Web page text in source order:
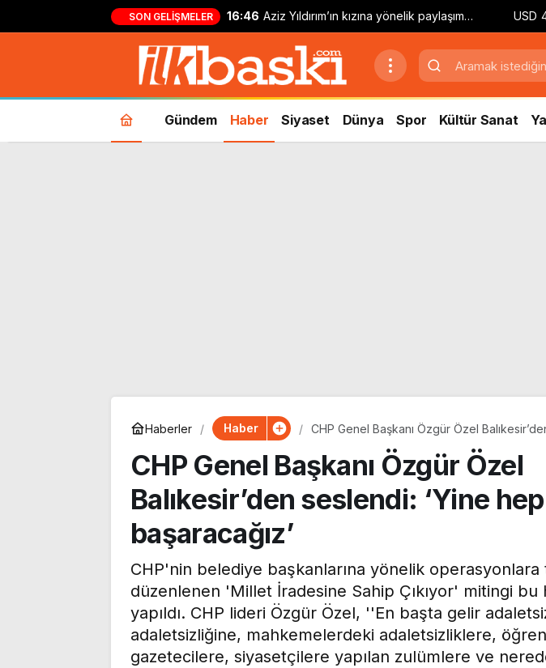
SON GELIŞMELER 16:46 Aziz Yıldırım’ın kızına yönelik paylaşım
yapan kişi hakkında adli kontrol kararı
USD
Gündem Haber Siyaset Dünya Spor Kültür Sanat
Haberler Haber
CHP Genel Başkanı Özgür Özel
CHP Genel Başkanı Özgür Özel
Balıkesir’den seslendi: ‘Yine
başaracağız’
CHP'nin belediye başkanlarına yönelik
düzenlenen 'Millet İradesine Sahip Çıkıyor' mitingi bu
yapıldı. CHP lideri Özgür Özel, ''En başta gelir
adaletsizliğine, mahkemelerdeki adaletsizliklere,
gazetecilere, siyasetçilere yapılan zulümlere ve
Özgür Özel’den Le